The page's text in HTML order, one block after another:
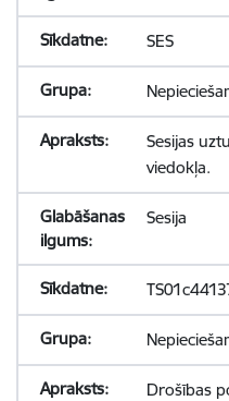
SES
Sesijas
viedokļa.
Sesija
Drošības